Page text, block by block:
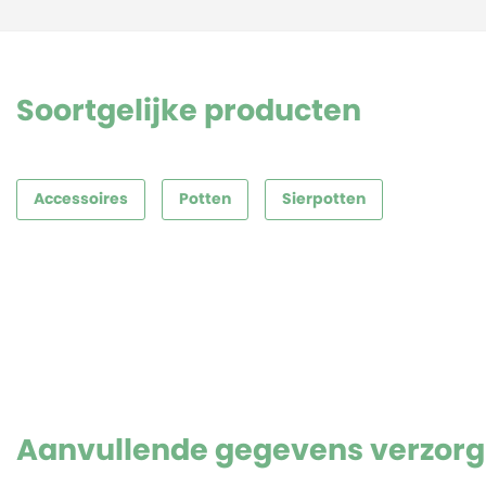
Soortgelijke producten
Accessoires Potten Sierpotten
Aanvullende gegevens